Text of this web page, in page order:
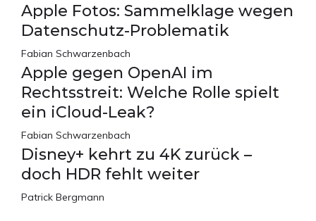
Apple Fotos: Sammelklage wegen
Datenschutz-Problematik
Fabian Schwarzenbach
Apple gegen OpenAI im
Rechtsstreit: Welche Rolle spielt
ein iCloud-Leak?
Fabian Schwarzenbach
Disney+ kehrt zu 4K zurück –
doch HDR fehlt weiter
Patrick Bergmann